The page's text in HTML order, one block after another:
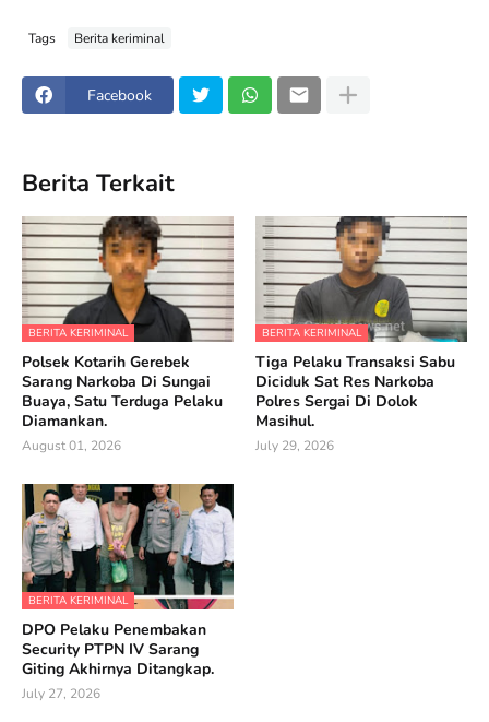
Tags Berita keriminal
Facebook
Berita Terkait
BERITA KERIMINAL
Polsek Kotarih Gerebek
Sarang Narkoba Di Sungai
Buaya, Satu Terduga Pelaku
Diamankan.
August 01, 2026
BERITA KERIMINAL
Tiga Pelaku Transaksi Sabu
Diciduk Sat Res Narkoba
Polres Sergai Di Dolok
Masihul.
July 29, 2026
BERITA KERIMINAL
DPO Pelaku Penembakan
Security PTPN IV Sarang
Giting Akhirnya Ditangkap.
July 27, 2026